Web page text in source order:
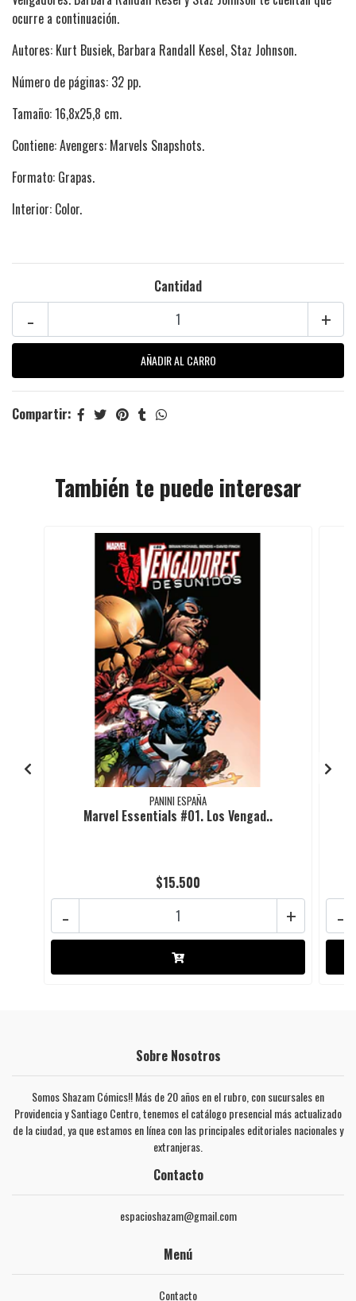
ocurre a continuación.
Autores: Kurt Busiek, Barbara Randall Kesel, Staz Johnson.
Número de páginas: 32 pp.
Tamaño: 16,8x25,8 cm.
Contiene: Avengers: Marvels Snapshots.
Formato: Grapas.
Interior: Color.
Cantidad
+
-
Compartir:
También te puede interesar
PANINI ESPAÑA
Marvel Essentials #01. Los Vengad..
$15.500
+
- -
Sobre Nosotros
Somos Shazam Cómics!! Más de 20 años en el rubro, con sucursales en
Providencia y Santiago Centro, tenemos el catálogo presencial más actualizado
de la ciudad, ya que estamos en línea con las principales editoriales nacionales y
extranjeras.
Contacto
espacioshazam@gmail.com
Menú
Contacto